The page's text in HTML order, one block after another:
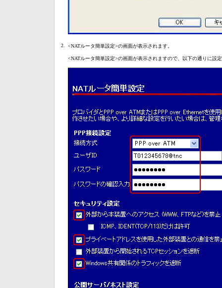
2. <NATルータ簡単設定>の画面が表示されます。
<NATルータ簡単設定>の画面が表示されますので、以下の通りに設